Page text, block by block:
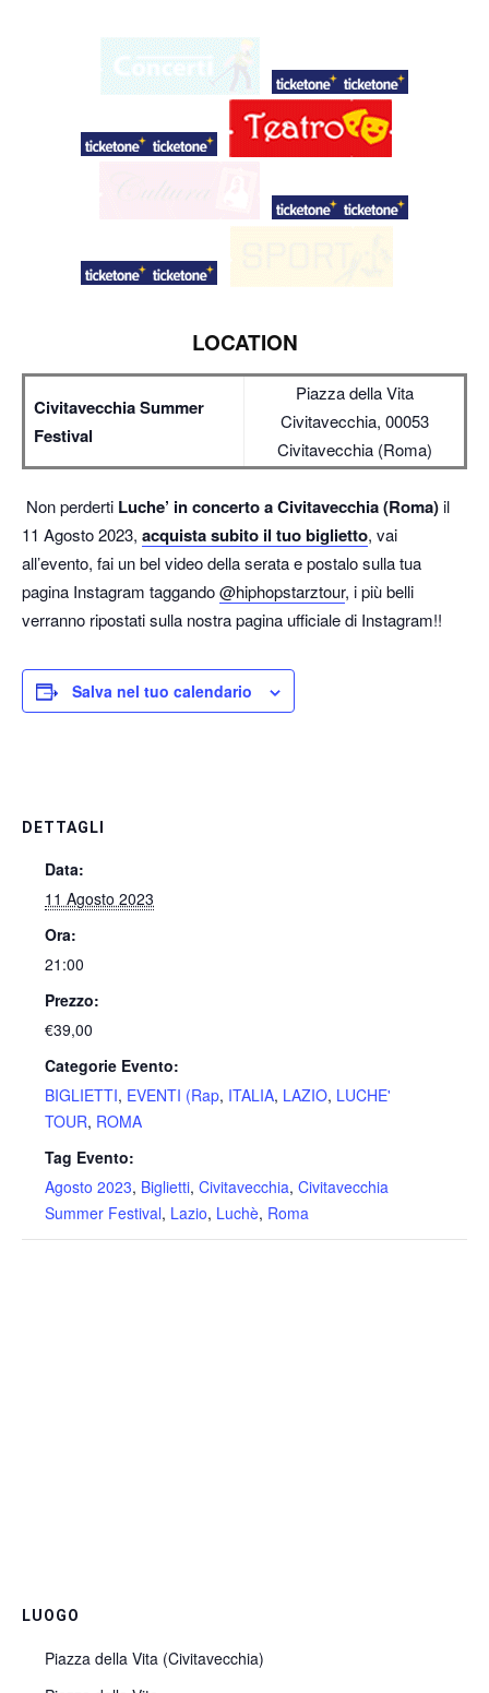
LOCATION
Civitavecchia Summer
Festival
Piazza della Vita
Civitavecchia, 00053
Civitavecchia (Roma)
Non perderti Luche’ in concerto a Civitavecchia (Roma)il
11 Agosto 2023, acquista subito il tuo biglietto, vai
all’evento, fai un bel video della serata e postalo sulla tua
pagina Instagram taggando@hiphopstarztour, i più belli
verranno ripostati sulla nostra pagina ufficiale di Instagram!!
Salva nel tuo calendario
DETTAGLI
Data:
11 Agosto 2023
Ora:
21:00
Prezzo:
€39,00
Categorie Evento:
BIGLIETTI, EVENTI (Rap, ITALIA, LAZIO, LUCHE'
TOUR, ROMA
Tag Evento:
Agosto 2023, Biglietti, Civitavecchia, Civitavecchia
Summer Festival, Lazio, Luchè, Roma
LUOGO
Piazza della Vita (Civitavecchia)